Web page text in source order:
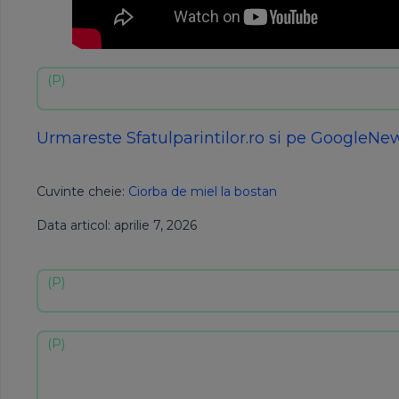
Urmareste Sfatulparintilor.ro si pe
Cuvinte cheie: Ciorba de miel la bostan
Data articol: aprilie 7, 2026